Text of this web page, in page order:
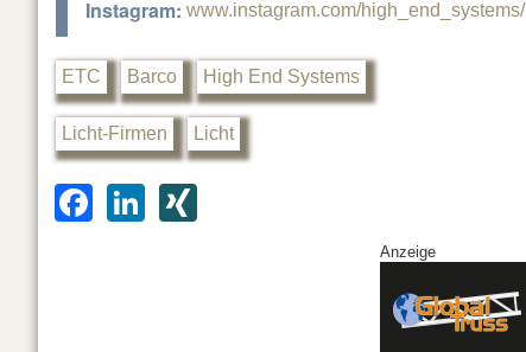
Instagram: www.instagram.com/high_end_systems/
ETC Barco High End Systems
Licht-Firmen Licht
F
Li
Anzeige